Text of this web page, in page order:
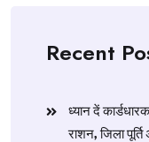
Recent
ध्यान दें
राशन, जिला